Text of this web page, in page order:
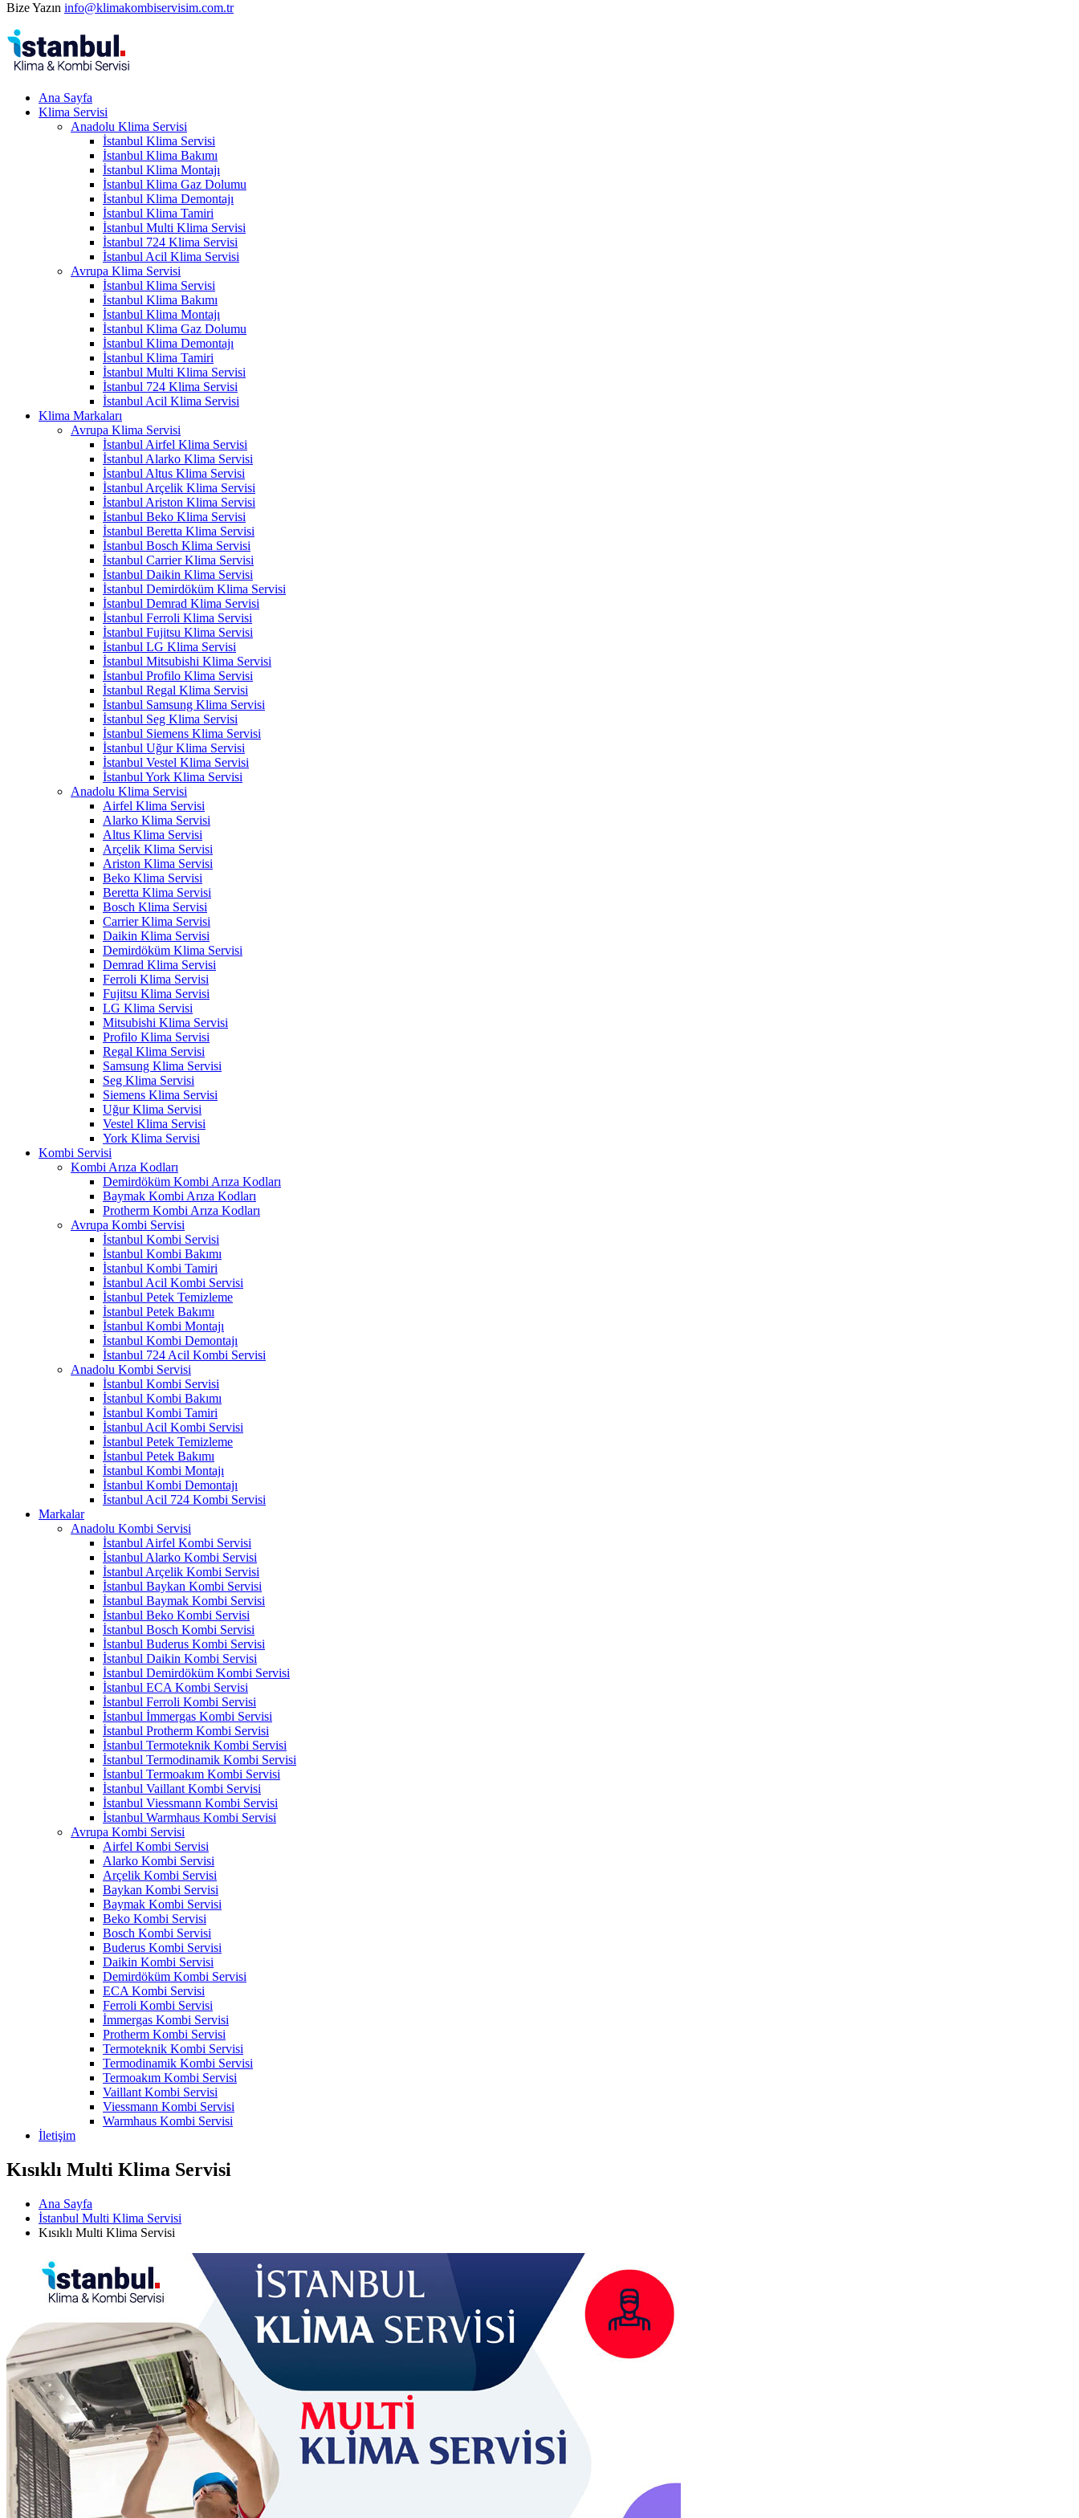
Bize Yazın info@klimakombiservisim.com.tr
Ana Sayfa
Klima Servisi
Anadolu Klima Servisi
İstanbul Klima Servisi
İstanbul Klima Bakımı
İstanbul Klima Montajı
İstanbul Klima Gaz Dolumu
İstanbul Klima Demontajı
İstanbul Klima Tamiri
İstanbul Multi Klima Servisi
İstanbul 724 Klima Servisi
İstanbul Acil Klima Servisi
Avrupa Klima Servisi
İstanbul Klima Servisi
İstanbul Klima Bakımı
İstanbul Klima Montajı
İstanbul Klima Gaz Dolumu
İstanbul Klima Demontajı
İstanbul Klima Tamiri
İstanbul Multi Klima Servisi
İstanbul 724 Klima Servisi
İstanbul Acil Klima Servisi
Klima Markaları
Avrupa Klima Servisi
İstanbul Airfel Klima Servisi
İstanbul Alarko Klima Servisi
İstanbul Altus Klima Servisi
İstanbul Arçelik Klima Servisi
İstanbul Ariston Klima Servisi
İstanbul Beko Klima Servisi
İstanbul Beretta Klima Servisi
İstanbul Bosch Klima Servisi
İstanbul Carrier Klima Servisi
İstanbul Daikin Klima Servisi
İstanbul Demirdöküm Klima Servisi
İstanbul Demrad Klima Servisi
İstanbul Ferroli Klima Servisi
İstanbul Fujitsu Klima Servisi
İstanbul LG Klima Servisi
İstanbul Mitsubishi Klima Servisi
İstanbul Profilo Klima Servisi
İstanbul Regal Klima Servisi
İstanbul Samsung Klima Servisi
İstanbul Seg Klima Servisi
İstanbul Siemens Klima Servisi
İstanbul Uğur Klima Servisi
İstanbul Vestel Klima Servisi
İstanbul York Klima Servisi
Anadolu Klima Servisi
Airfel Klima Servisi
Alarko Klima Servisi
Altus Klima Servisi
Arçelik Klima Servisi
Ariston Klima Servisi
Beko Klima Servisi
Beretta Klima Servisi
Bosch Klima Servisi
Carrier Klima Servisi
Daikin Klima Servisi
Demirdöküm Klima Servisi
Demrad Klima Servisi
Ferroli Klima Servisi
Fujitsu Klima Servisi
LG Klima Servisi
Mitsubishi Klima Servisi
Profilo Klima Servisi
Regal Klima Servisi
Samsung Klima Servisi
Seg Klima Servisi
Siemens Klima Servisi
Uğur Klima Servisi
Vestel Klima Servisi
York Klima Servisi
Kombi Servisi
Kombi Arıza Kodları
Demirdöküm Kombi Arıza Kodları
Baymak Kombi Arıza Kodları
Protherm Kombi Arıza Kodları
Avrupa Kombi Servisi
İstanbul Kombi Servisi
İstanbul Kombi Bakımı
İstanbul Kombi Tamiri
İstanbul Acil Kombi Servisi
İstanbul Petek Temizleme
İstanbul Petek Bakımı
İstanbul Kombi Montajı
İstanbul Kombi Demontajı
İstanbul 724 Acil Kombi Servisi
Anadolu Kombi Servisi
İstanbul Kombi Servisi
İstanbul Kombi Bakımı
İstanbul Kombi Tamiri
İstanbul Acil Kombi Servisi
İstanbul Petek Temizleme
İstanbul Petek Bakımı
İstanbul Kombi Montajı
İstanbul Kombi Demontajı
İstanbul Acil 724 Kombi Servisi
Markalar
Anadolu Kombi Servisi
İstanbul Airfel Kombi Servisi
İstanbul Alarko Kombi Servisi
İstanbul Arçelik Kombi Servisi
İstanbul Baykan Kombi Servisi
İstanbul Baymak Kombi Servisi
İstanbul Beko Kombi Servisi
İstanbul Bosch Kombi Servisi
İstanbul Buderus Kombi Servisi
İstanbul Daikin Kombi Servisi
İstanbul Demirdöküm Kombi Servisi
İstanbul ECA Kombi Servisi
İstanbul Ferroli Kombi Servisi
İstanbul İmmergas Kombi Servisi
İstanbul Protherm Kombi Servisi
İstanbul Termoteknik Kombi Servisi
İstanbul Termodinamik Kombi Servisi
İstanbul Termoakım Kombi Servisi
İstanbul Vaillant Kombi Servisi
İstanbul Viessmann Kombi Servisi
İstanbul Warmhaus Kombi Servisi
Avrupa Kombi Servisi
Airfel Kombi Servisi
Alarko Kombi Servisi
Arçelik Kombi Servisi
Baykan Kombi Servisi
Baymak Kombi Servisi
Beko Kombi Servisi
Bosch Kombi Servisi
Buderus Kombi Servisi
Daikin Kombi Servisi
Demirdöküm Kombi Servisi
ECA Kombi Servisi
Ferroli Kombi Servisi
İmmergas Kombi Servisi
Protherm Kombi Servisi
Termoteknik Kombi Servisi
Termodinamik Kombi Servisi
Termoakım Kombi Servisi
Vaillant Kombi Servisi
Viessmann Kombi Servisi
Warmhaus Kombi Servisi
İletişim
Kısıklı Multi Klima Servisi
Ana Sayfa
İstanbul Multi Klima Servisi
Kısıklı Multi Klima Servisi